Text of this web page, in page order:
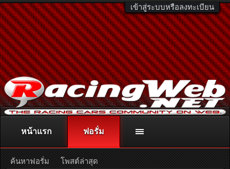
เข้าสู่ระบบหรือลงทะเบียน
ติดต่อลงโฆษณา racingweb@gmail.comหรือโทร. 081-811-1138
หรืออ่านรายละเอียดเพิ่มเติม คลิกที่นี่
หน้าแรก ฟอรั่ม
ค้นหาฟอรั่ม โพสต์ล่าสุด